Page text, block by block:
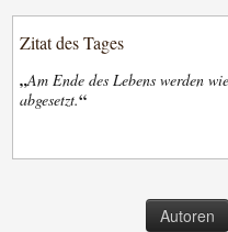
Zitat des Tages
„Am Ende des Lebens werden
abgesetzt.“
Autoren